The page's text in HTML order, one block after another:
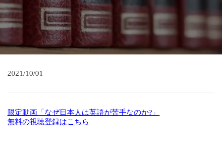
2021/10/01
限定動画「なぜ日本人は英語が苦手なのか?」
無料の視聴登録はこちら